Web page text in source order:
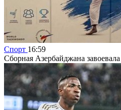
Спорт 16:59
Сборная Азербайджана